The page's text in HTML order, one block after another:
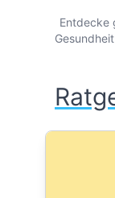
Entdecke